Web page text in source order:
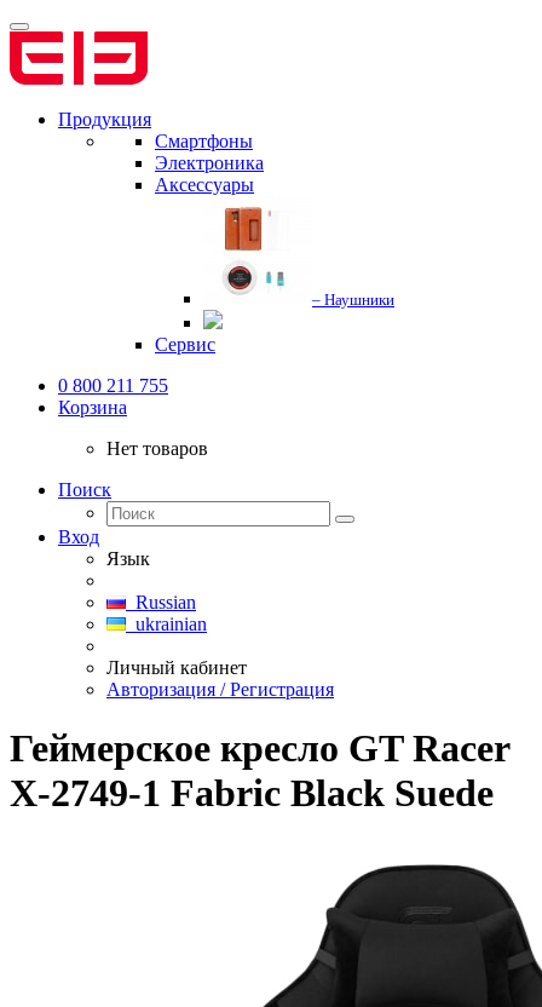
Продукция
Смартфоны
Электроника
Аксессуары
– Наушники
Сервис
0 800 211 755
Корзина
Нет товаров
Поиск
Вход
Язык
Russian
ukrainian
Личный кабинет
Авторизация / Регистрация
Геймерское кресло GT Racer
X-2749-1 Fabric Black Suede